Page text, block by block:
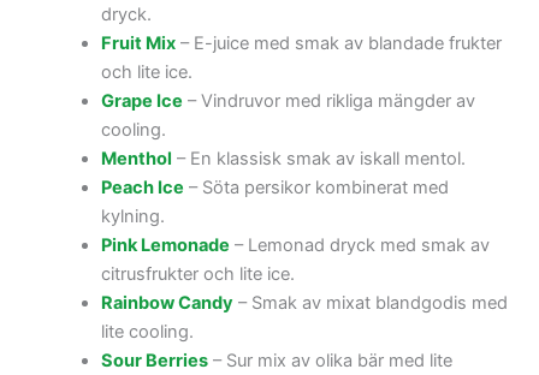
dryck.
Fruit Mix– E-juice med smak av blandade frukter
och lite ice.
Grape Ice – Vindruvor med rikliga mängder av
cooling.
Menthol – En klassisk smak av iskall mentol.
Peach Ice – Söta persikor kombinerat med
kylning.
Pink Lemonade – Lemonad dryck med smak av
citrusfrukter och lite ice.
Rainbow Candy – Smak av mixat blandgodis med
lite cooling.
Sour Berries – Sur mix av olika bär med lite